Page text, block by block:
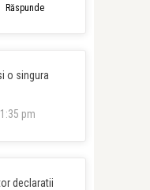
Răspunde
o singura
pm
declaratii